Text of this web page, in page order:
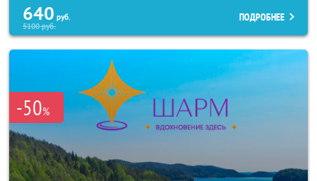
640 руб.
5100руб.
ПОДРОБНЕЕ
-50%